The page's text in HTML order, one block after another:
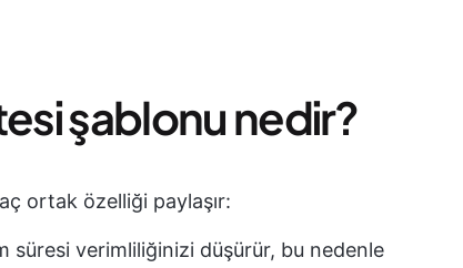
şablonu nedir?
ortak özelliği paylaşır:
süresi verimliliğinizi düşürür, bu nedenle